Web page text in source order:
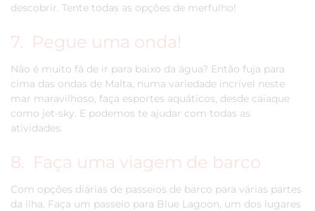
descobrir. Tente todas as opções de merfulho!
7. Pegue uma onda!
Não é muito fã de ir para baixo da água? Então fuja para
cima das ondas de Malta, numa variedade incrível neste
mar maravilhoso, faça esportes aquáticos, desde caiaque
como jet-sky. E podemos te ajudar com todas as
atividades.
8. Faça uma viagem de barco
Com opções diárias de passeios de barco para várias partes
da ilha. Faça um passeio para Blue Lagoon, um dos lugares